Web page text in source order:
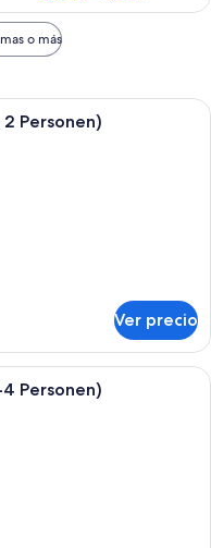
o más
con cama, mesita de
Personen)
Ver precio
con cama, ventana,
Personen)